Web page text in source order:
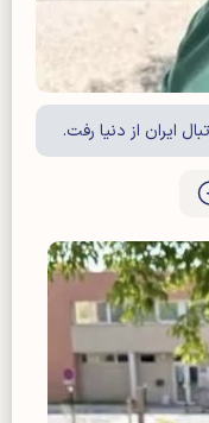
ایران از دنیا رفت.